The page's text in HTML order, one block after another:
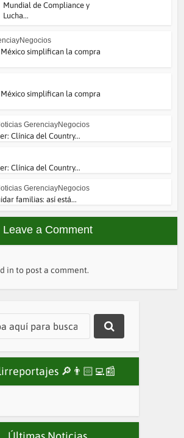
Mundial de Compliance y
Lucha...
simplifican la compra
simplifican la compra
GerenciayNegocios
Clínica del Country...
Clínica del Country...
GerenciayNegocios
familias: así está...
Leave a Comment
in to post a comment.
🔎👨🏻‍💻📰